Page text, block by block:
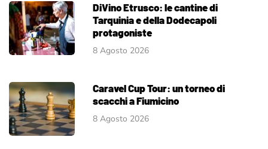
DiVino Etrusco: le cantine di
Tarquinia e della Dodecapoli
protagoniste
8 Agosto 2026
Caravel Cup Tour: un torneo di
scacchi a Fiumicino
8 Agosto 2026